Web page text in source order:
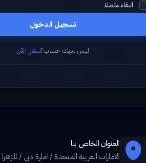
البقاء متصلا
تسجيل الدخول
ليس لديك حساب؟سجّل الآن
العنوان الخاص بنا
الامارات العربية المتحدة / امارة دبي / للزهرا 1